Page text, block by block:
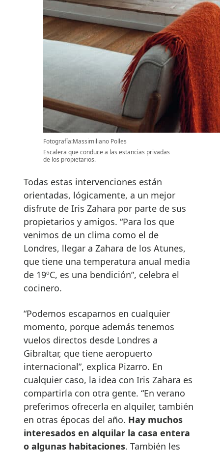
Fotografía:Massimiliano Polles
Escalera que conduce a las estancias privadas
de los propietarios.
Todas estas intervenciones están
orientadas, lógicamente, a un mejor
disfrute de Iris Zahara por parte de sus
propietarios y amigos. “Para los que
venimos de un clima como el de
Londres, llegar a Zahara de los Atunes,
que tiene una temperatura anual media
de 19ºC, es una bendición”, celebra el
cocinero.
“Podemos escaparnos en cualquier
momento, porque además tenemos
vuelos directos desde Londres a
Gibraltar, que tiene aeropuerto
internacional”, explica Pizarro. En
cualquier caso, la idea con Iris Zahara es
compartirla con otra gente. “En verano
preferimos ofrecerla en alquiler, también
en otras épocas del año. Hay muchos
interesados en alquilar la casa entera
o algunas habitaciones. También les